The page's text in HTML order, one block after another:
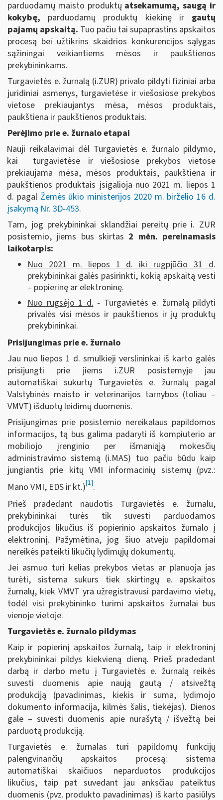
parduodamų maisto produktų atsekamumą, saugą ir
kokybę, parduodamų produktų kiekinę ir gautų
pajamų apskaitą. Tuo pačiu tai supaprastins apskaitos
procesą bei užtikrins skaidrios konkurencijos sąlygas
sąžiningai veikiantiems mėsos ir paukštienos
prekybininkams.
Turgavietės e. žurnalą (i.ZUR) privalo pildyti fiziniai arba
juridiniai asmenys, turgavietėse ir viešosiose prekybos
vietose prekiaujantys mėsa, mėsos produktais,
paukštiena ir paukštienos produktais.
Perėjimo prie e. žurnalo etapai
Nauji reikalavimai dėl Turgavietės e. žurnalo pildymo,
kai turgavietėse ir viešosiose prekybos vietose
prekiaujama mėsa, mėsos produktais, paukštiena ir
paukštienos produktais įsigalioja nuo 2021 m. liepos 1
d. pagal Žemės ūkio ministerijos 2020 m. birželio 16 d.
įsakymą Nr. 3D-453.
Tam, jog prekybininkai sklandžiai pereitų prie i. ZUR
posistemio, jiems bus skirtas 2 mėn. pereinamasis
laikotarpis:
Nuo 2021 m. liepos 1 d. iki rugpjūčio 31 d.
prekybininkai galės pasirinkti, kokią apskaitą vesti
– popierinę ar elektroninę.
Nuo rugsėjo 1 d. - Turgavietės e. žurnalą pildyti
privalės visi mėsos ir paukštienos ir jų produktų
prekybininkai.
Prisijungimas prie e. žurnalo
Jau nuo liepos 1 d. smulkieji verslininkai iš karto galės
prisijungti prie jiems i.ZUR posistemyje jau
automatiškai sukurtų Turgavietės e. žurnalų pagal
Valstybinės maisto ir veterinarijos tarnybos (toliau –
VMVT) išduotų leidimų duomenis.
Prisijungimas prie posistemio nereikalaus papildomos
informacijos, tą bus galima padaryti iš kompiuterio ar
mobiliojo įrenginio per išmaniąją mokesčių
administravimo sistemą (i.MAS) tuo pačiu būdu kaip
jungiantis prie kitų VMI informacinių sistemų (pvz.:
Mano VMI, EDS ir kt.)[1].
Prieš pradedant naudotis Turgavietės e. žurnalu,
prekybininkai turės tik suvesti parduodamos
produkcijos likučius iš popierinio apskaitos žurnalo į
elektroninį. Pažymėtina, jog šiuo atveju papildomai
nereikės pateikti likučių lydimųjų dokumentų.
Jei asmuo turi kelias prekybos vietas ar planuoja jas
turėti, sistema sukurs tiek skirtingų e. apskaitos
žurnalų, kiek VMVT yra užregistravusi pardavimo vietų,
todėl visi prekybininko turimi apskaitos žurnalai bus
vienoje vietoje.
Turgavietės e. žurnalo pildymas
Kaip ir popierinį apskaitos žurnalą, taip ir elektroninį
prekybininkai pildys kiekvieną dieną. Prieš pradedant
darbą ir darbo metu į Turgavietės e. žurnalą reikės
suvesti duomenis apie naują gautą / atsivežtą
produkciją (pavadinimas, kiekis ir suma, lydimojo
dokumento informacija, kilmės šalis, tiekėjas). Dienos
gale – suvesti duomenis apie nurašytą / išvežtą bei
parduotą produkciją.
Turgavietės e. žurnalas turi papildomų funkcijų
palengvinančių apskaitos procesą: sistema
automatiškai skaičiuos neparduotos produkcijos
likučius, taip pat suvedant jau anksčiau pateiktus
duomenis (pvz. produkto pavadinimas) iš karto pasiūlys